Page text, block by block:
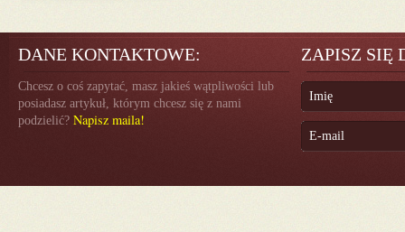
DANE KONTAKTOWE:
Chcesz o coś zapytać, masz jakieś wątpliwości lub
posiadasz artykuł, którym chcesz się z nami
podzielić? Napisz maila!
ZAPISZ SIĘ